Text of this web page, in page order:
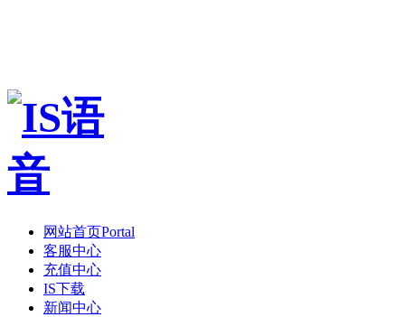
网站首页Portal
客服中心
充值中心
IS下载
新闻中心